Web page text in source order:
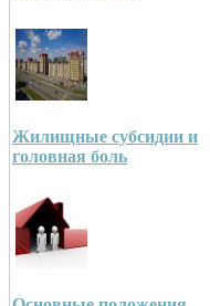
Жилищные субсидии и
головная боль